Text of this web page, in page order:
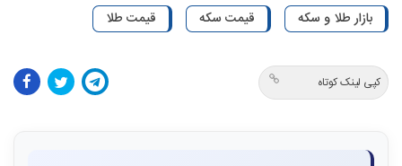
بازار طلا و سکه قیمت سکه قیمت طلا
کپی لینک کوتاه